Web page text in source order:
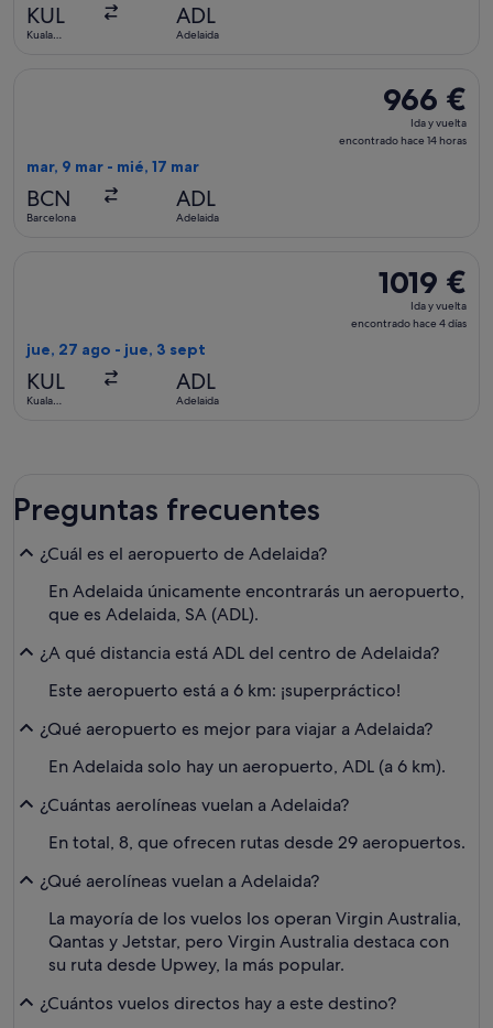
KUL
Kuala
ADL
Adelaida
966 €
Ida
y
966 €
Ida y vuelta
encontrado hace 14 horas
mar, 9 mar - mié, 17 mar
BCN
Barcelona
ADL
Adelaida
1019 €
Ida
y
1019 €
Ida y vuelta
encontrado hace 4 días
jue, 27 ago - jue, 3 sept
KUL
Kuala
ADL
Adelaida
Preguntas frecuentes
¿Cuál es el aeropuerto de Adelaida?
En Adelaida únicamente encontrarás un aeropuerto,
que es Adelaida, SA (ADL).
¿A qué distancia está ADL del centro de Adelaida?
Este aeropuerto está a 6 km: ¡superpráctico!
¿Qué aeropuerto es mejor para viajar a Adelaida?
En Adelaida solo hay un aeropuerto, ADL (a 6 km).
¿Cuántas aerolíneas vuelan a Adelaida?
En total, 8, que ofrecen rutas desde 29 aeropuertos.
¿Qué aerolíneas vuelan a Adelaida?
La mayoría de los vuelos los operan Virgin Australia,
Qantas y Jetstar, pero Virgin Australia destaca con
su ruta desde Upwey, la más popular.
¿Cuántos vuelos directos hay a este destino?